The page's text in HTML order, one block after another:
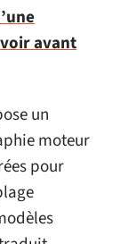
avant
un
moteur
pour